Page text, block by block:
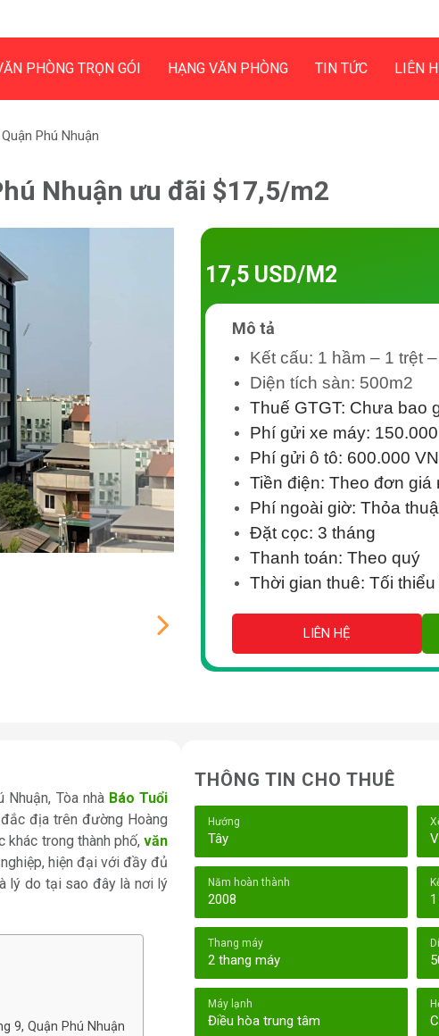
PHÒNG TRỌN GÓI HẠNG VĂN PHÒNG TIN TỨC LIÊN
Phú Nhuận
Nhuận ưu đãi $17,5/m2
17,5 USD/M2
Mô tả
Kết cấu: 1 hầm – 1 trệt
Diện tích sàn: 500m2
Thuế GTGT: Chưa bao
Phí gửi xe máy:
Phí gửi ô tô: 600.000
Tiền điện: Theo đơn giá
Phí ngoài giờ: Thỏa
Đặt cọc: 3 tháng
Thanh toán: Theo quý
Thời gian thuê: Tối thiểu
LIÊN HỆ
Tòa nhà Báo Tuổi
địa trên đường Hoàng
khác trong thành phố,văn
hiện đại với đầy đủ
lý do tại sao đây là nơi lý
9, Quận Phú Nhuận
THÔNG TIN CHO THUÊ
Hướng
Tây
Năm hoàn thành
2008
Thang máy
2 thang máy
Máy lạnh
Điều hòa trung tâm